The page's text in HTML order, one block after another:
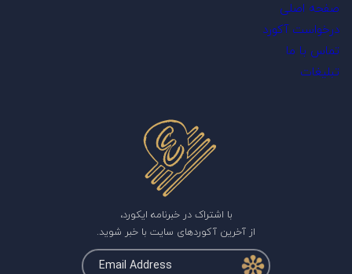
صفحه اصلی
درخواست آکورد
تماس با ما
تبلیغات
با اشتراک در خبرنامه ایکورد،
از آخرین آکوردهای سایت با خبر شوید.